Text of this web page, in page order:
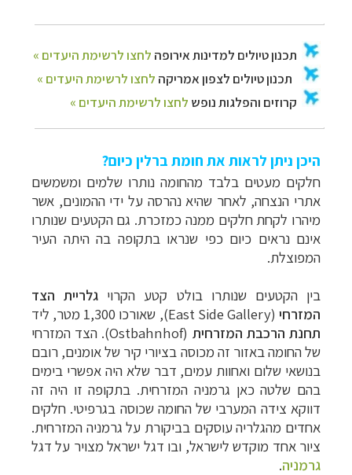
היכן ניתן לראות את חומת ברלין כיום?
חלקים מעטים בלבד מהחומה נותרו שלמים ומשמשים
אתרי הנצחה, לאחר שהיא נהרסה על ידי ההמונים, אשר
מיהרו לקחת חלקים ממנה כמזכרת. גם הקטעים שנותרו
אינם נראים כיום כפי שנראו בתקופה בה היתה העיר
המפוצלת.
בין הקטעים שנותרו בולט קטע הקרוי גלריית הצד
המזרחי (East Side Gallery), שאורכו 1,300 מטר, ליד
תחנת הרכבת המזרחית
(Ostbahnhof). הצד המזרחי
של החומה באזור זה מכוסה בציורי קיר של אומנים, רובם
בנושאי שלום ואחוות עמים, דבר שלא היה אפשרי בימים
בהם שלטה כאן גרמניה המזרחית. בתקופה זו היה זה
דווקא צידה המערבי של החומה שכוסה בגרפיטי. חלקים
אחדים מהגלריה עוסקים בביקורת על גרמניה המזרחית.
ציור אחד מוקדש לישראל, ובו דגל ישראל מצויר על דגל
גרמניה.